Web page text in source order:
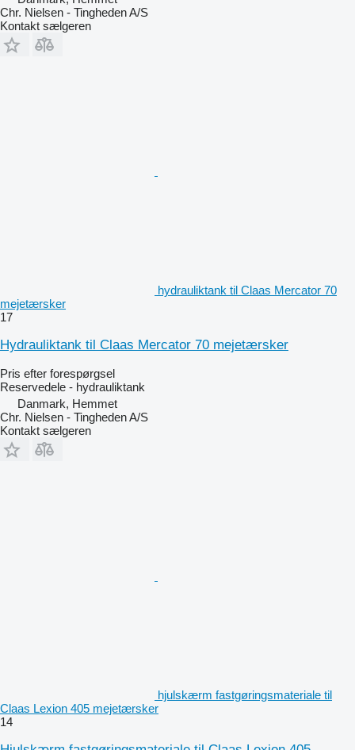
Chr. Nielsen - Tingheden A/S
Kontakt sælgeren
hydrauliktank til Claas Mercator 70
mejetærsker
17
Hydrauliktank til Claas Mercator 70 mejetærsker
Pris efter forespørgsel
Reservedele - hydrauliktank
Danmark, Hemmet
Chr. Nielsen - Tingheden A/S
Kontakt sælgeren
hjulskærm fastgøringsmateriale til
Claas Lexion 405 mejetærsker
14